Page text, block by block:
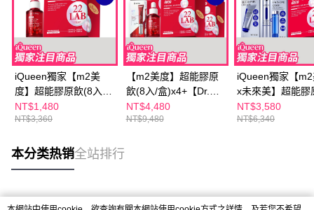
iQueen獨家【m2美
度】超能膠原飲(8入/
盒)x1+【Dr. May】美
博士紅膠原色修煥膚精
NT$1,480
NT$3,360
【m2美度】超能膠原
飲(8入/盒)x4+【Dr.
May】紅外泌眼霜
20mlx1＋紅膠原精華
NT$4,480
NT$9,480
iQueen獨家【
x未來美】超能膠
(8入/盒)+PDRN
華(15+15ml)+麗
NT$3,580
NT$6,340
本分类热销全站排行